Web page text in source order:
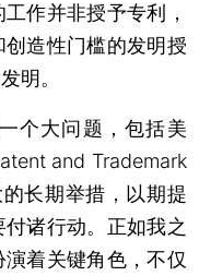
作并非授予专利，
造性门槛的发明授
明。
大问题，包括美
and Trademark
长期举措，以期提
诸行动。正如我之
着关键角色，不仅